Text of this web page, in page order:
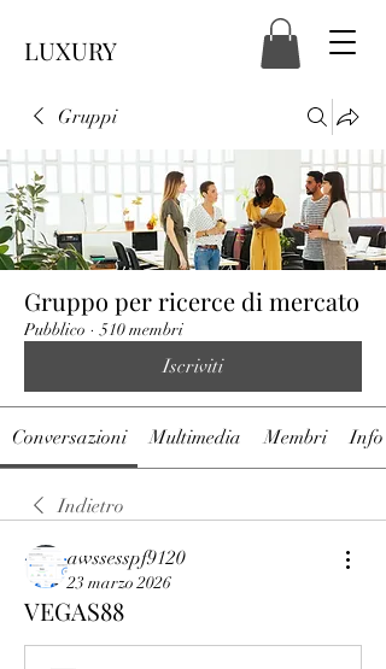
LUXURY
Gruppi
Gruppo per ricerce di mercato
Pubblico · 510 membri
Iscriviti
Conversazioni Multimedia Membri Info
Indietro
awssesspf9120
23 marzo 2026
VEGAS88